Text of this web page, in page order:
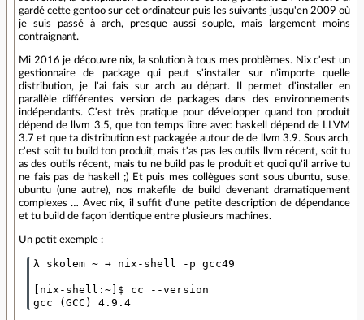
gardé cette gentoo sur cet ordinateur puis les suivants jusqu'en 2009 où
je suis passé à arch, presque aussi souple, mais largement moins
contraignant.
Mi 2016 je découvre nix, la solution à tous mes problèmes. Nix c'est un
gestionnaire de package qui peut s'installer sur n'importe quelle
distribution, je l'ai fais sur arch au départ. Il permet d'installer en
parallèle différentes version de packages dans des environnements
indépendants. C'est très pratique pour développer quand ton produit
dépend de llvm 3.5, que ton temps libre avec haskell dépend de LLVM
3.7 et que ta distribution est packagée autour de de llvm 3.9. Sous arch,
c'est soit tu build ton produit, mais t'as pas les outils llvm récent, soit tu
as des outils récent, mais tu ne build pas le produit et quoi qu'il arrive tu
ne fais pas de haskell ;) Et puis mes collègues sont sous ubuntu, suse,
ubuntu (une autre), nos makefile de build devenant dramatiquement
complexes … Avec nix, il suffit d'une petite description de dépendance
et tu build de façon identique entre plusieurs machines.
Un petit exemple :
λ skolem ~ → nix-shell -p gcc49
[nix-shell:~]$ cc --version